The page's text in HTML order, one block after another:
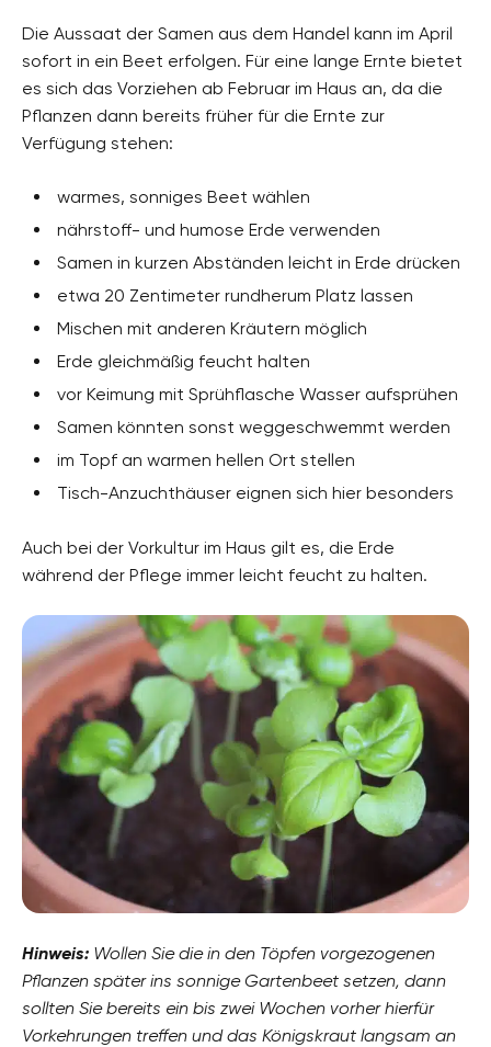
mäßig feucht, frisch
neutral, schwach sauer
Kalkverträglichkeit
Kalkintolerant
Humus
humusreich
Giftig
Nein
Pflanzenfamilien
Lippenblütler, Lamiaceae
Pflanzenarten
Heilpflanzen, Küchenkräuter
Italienischer Garten, Selbstversorgergarten,
Die Aussaat der Samen aus dem Handel kann im April
sofort in ein Beet erfolgen. Für eine lange Ernte bietet
es sich das Vorziehen ab Februar im Haus an, da die
Pflanzen dann bereits früher für die Ernte zur
Verfügung stehen:
warmes, sonniges Beet wählen
nährstoff- und humose Erde verwenden
Samen in kurzen Abständen leicht in Erde drücken
etwa 20 Zentimeter rundherum Platz lassen
Mischen mit anderen Kräutern möglich
Erde gleichmäßig feucht halten
vor Keimung mit Sprühflasche Wasser aufsprühen
Samen könnten sonst weggeschwemmt werden
im Topf an warmen hellen Ort stellen
Tisch-Anzuchthäuser eignen sich hier besonders
Auch bei der Vorkultur im Haus gilt es, die Erde
während der Pflege immer leicht feucht zu halten.
Hinweis: Wollen Sie die in den Töpfen vorgezogenen
Pflanzen später ins sonnige Gartenbeet setzen, dann
sollten Sie bereits ein bis zwei Wochen vorher hierfür
Vorkehrungen treffen und das Königskraut langsam an